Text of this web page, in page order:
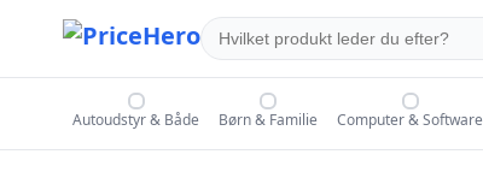
Autoudstyr & Både Børn & Familie Computer & Software